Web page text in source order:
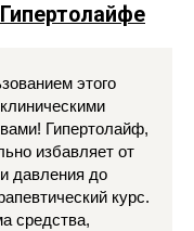
Гипертолайфе
этого
Гипертолайф,
избавляет от
давления до
курс.
средства,